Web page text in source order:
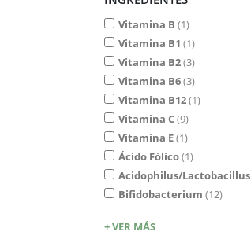
Vitamina B 1
Vitamina B1 1
Vitamina B2 3
Vitamina B6 3
Vitamina B12 1
Vitamina C 9
Vitamina E 1
Ácido Fólico 1
Acidophilus/Lactobacillus
Bifidobacterium 12
+ VER MÁS